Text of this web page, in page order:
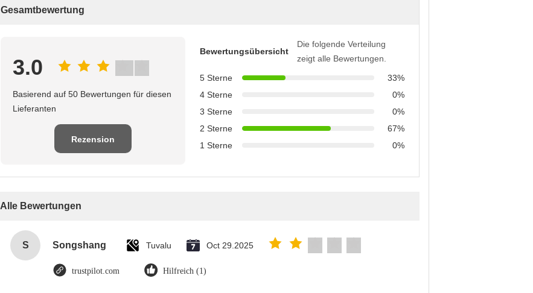
Gesamtbewertung
3.0
Basierend auf 50 Bewertungen für diesen
Lieferanten
Rezension
Bewertungsübersicht
Die folgende Verteilung
zeigt alle Bewertungen.
5 Sterne
33%
4 Sterne
0%
3 Sterne
0%
2 Sterne
67%
1 Sterne
0%
Alle Bewertungen
S Songshang Tuvalu Oct 29.2025
trustpilot.com Hilfreich (1)